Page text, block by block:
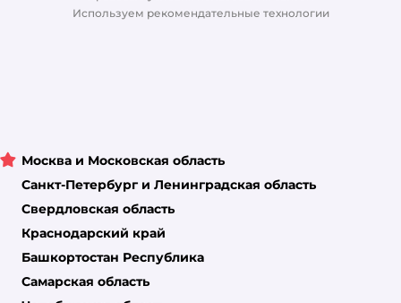
Используем рекомендательные технологии
Москва и Московская область
Санкт-Петербург и Ленинградская область
Свердловская область
Краснодарский край
Башкортостан Республика
Самарская область